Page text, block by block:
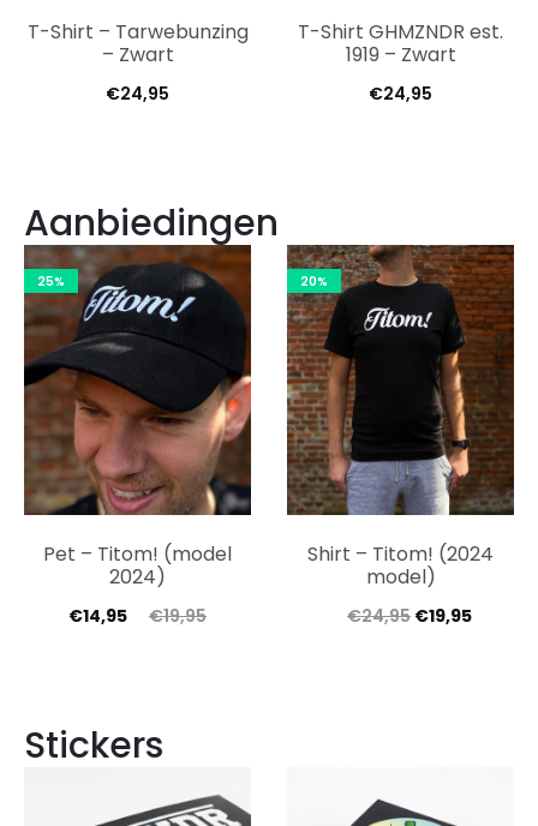
T-Shirt – Tarwebunzing
– Zwart
€24,95
T-Shirt GHMZNDR est.
1919 – Zwart
€24,95
Aanbiedingen
25%
Pet – Titom! (model
2024)
€19,95
€14,95
20%
Shirt – Titom! (2024
model)
€24,95 €19,95
Stickers